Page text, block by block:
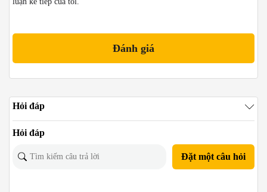
Hỏi đáp
Hỏi đáp
Đặt một câu hỏi